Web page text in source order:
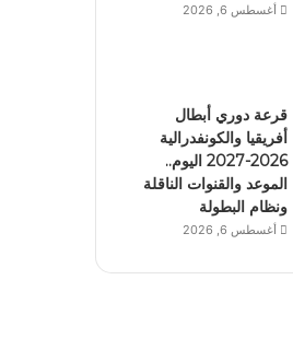
أغسطس 6, 2026
قرعة دوري أبطال
أفريقيا والكونفدرالية
2026-2027 اليوم..
الموعد والقنوات الناقلة
ونظام البطولة
أغسطس 6, 2026